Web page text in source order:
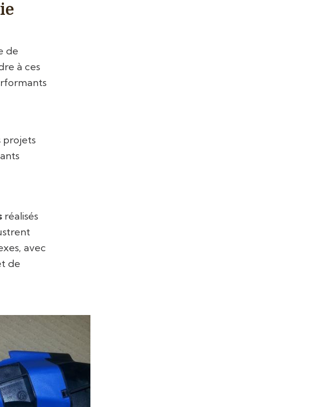
de
à ces
projets
réalisés
avec
de